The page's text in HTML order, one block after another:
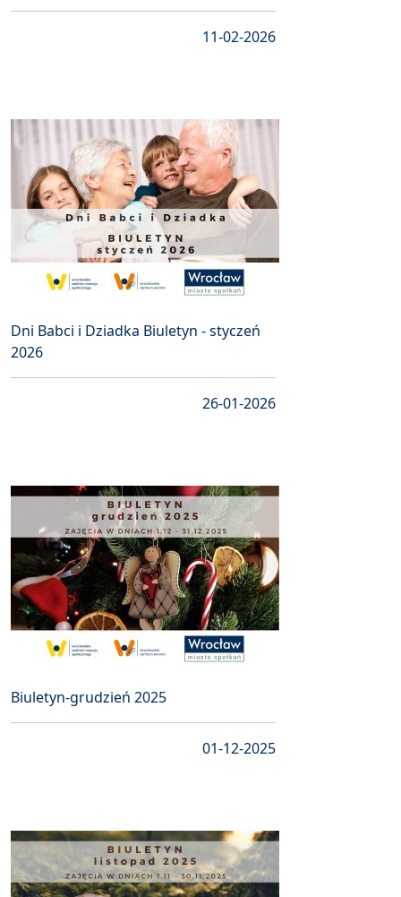
11-02-2026
Dni Babci i Dziadka Biuletyn - styczeń
2026
26-01-2026
Biuletyn-grudzień 2025
01-12-2025